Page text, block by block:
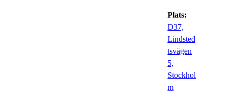
Plats:
D37,
Lindsted
tsvägen
5,
Stockhol
m